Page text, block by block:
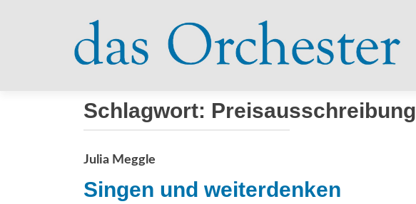
Schlagwort: Preisausschreibung
Julia Meggle
Singen und weiterdenken